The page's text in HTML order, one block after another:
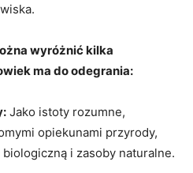
wyróżnić ‍kilka
ma do odegrania:
‍Jako istoty rozumne,
opiekunami przyrody,
i zasoby‌ naturalne.